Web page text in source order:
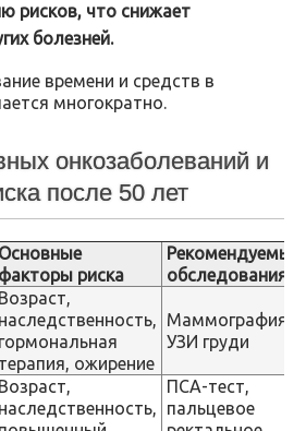
рисков, что снижает
болезней.
времени и средств в
многократно.
онкозаболеваний и
после 50 лет
Основные
факторы риска
Рекомендуемые
обследования
Возраст,
наследственность,
гормональная
терапия, ожирение
Маммография,
УЗИ груди
Возраст,
наследственность,
ПСА-тест,
пальцевое